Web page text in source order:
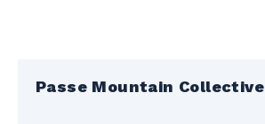
Passe Mountain Collective